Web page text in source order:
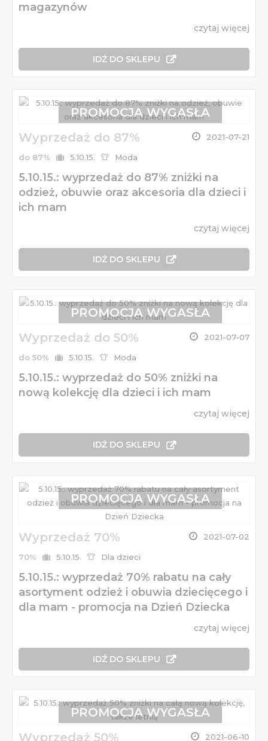
magazynów
czytaj więcej
IDŹ DO SKLEPU
Wyprzedaż do 87% 2021-07-21
do 87% 5.10.15. Moda
5.10.15.: wyprzedaż do 87% zniżki na
odzież, obuwie oraz akcesoria dla dzieci i
ich mam
czytaj więcej
IDŹ DO SKLEPU
PROMOCJA WYGASŁA
Wyprzedaż do 50% 2021-07-07
do 50% 5.10.15. Moda
5.10.15.: wyprzedaż do 50% zniżki na
nową kolekcję dla dzieci i ich mam
czytaj więcej
IDŹ DO SKLEPU
PROMOCJA WYGASŁA
Wyprzedaż 70% 2021-07-02
70% 5.10.15. Dla dzieci
5.10.15.: wyprzedaż 70% rabatu na cały
asortyment odzież i obuwia dziecięcego i
dla mam - promocja na Dzień Dziecka
czytaj więcej
IDŹ DO SKLEPU
PROMOCJA WYGASŁA
Wyprzedaż 50% 2021-06-10
PROMOCJA WYGASŁA